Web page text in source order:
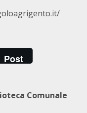
Post
Comunale